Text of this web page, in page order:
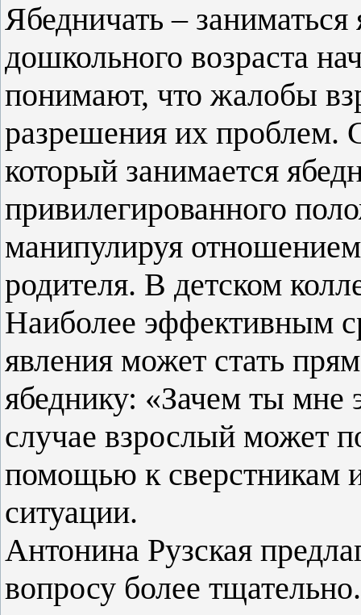
Ябедничать –
дошкольного возраста
понимают, что жалобы
разрешения их проблем.
который занимается
привилегированного
манипулируя
родителя. В детском
Наиболее эффективным
явления может стать
ябеднику: «Зачем ты мне
случае взрослый может
помощью к сверстникам
ситуации.
Антонина Рузская
вопросу более тщательно.